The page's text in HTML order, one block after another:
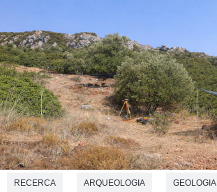
CERCAR
RECERCA ARQUEOLOGIA GEOLOGIA